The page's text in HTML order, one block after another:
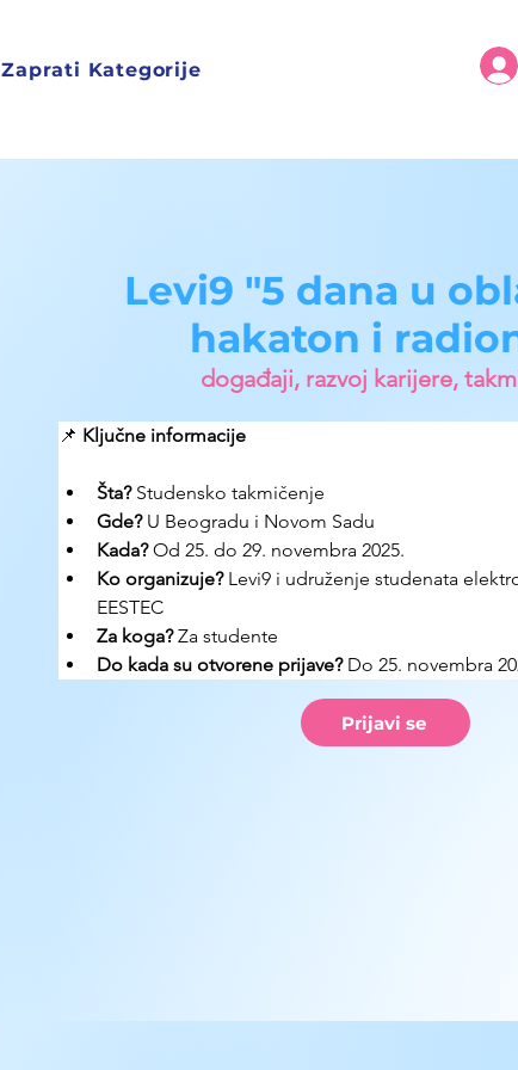
Zaprati Kategorije
Levi9 "5 dana u
hakaton i
događaji, razvoj karijere,
📌 Ključne informacije
Šta? Studensko takmičenje
Gde? U Beogradu i Novom Sadu
Kada? Od 25. do 29. novembra 2025.
Ko organizuje? Levi9 i udruženje studenata
EESTEC
Za koga? Za studente
Do kada su otvorene prijave? Do 25. novembra
Prijavi se